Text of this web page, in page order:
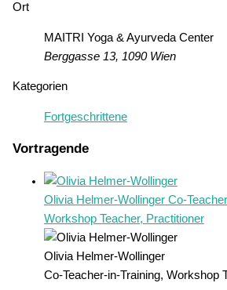
Ort
MAITRI Yoga & Ayurveda Center
Berggasse 13, 1090 Wien
Kategorien
Fortgeschrittene
Vortragende
Olivia Helmer-Wollinger Co-
Workshop Teacher, Practitioner
Olivia Helmer-Wollinger
Co-Teacher-in-Training, Workshop